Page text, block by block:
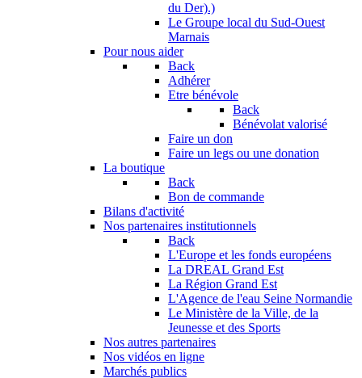
du Der).)
Le Groupe local du Sud-Ouest
Marnais
Pour nous aider
Back
Adhérer
Etre bénévole
Back
Bénévolat valorisé
Faire un don
Faire un legs ou une donation
La boutique
Back
Bon de commande
Bilans d'activité
Nos partenaires institutionnels
Back
L'Europe et les fonds européens
La DREAL Grand Est
La Région Grand Est
L'Agence de l'eau Seine Normandie
Le Ministère de la Ville, de la
Jeunesse et des Sports
Nos autres partenaires
Nos vidéos en ligne
Marchés publics